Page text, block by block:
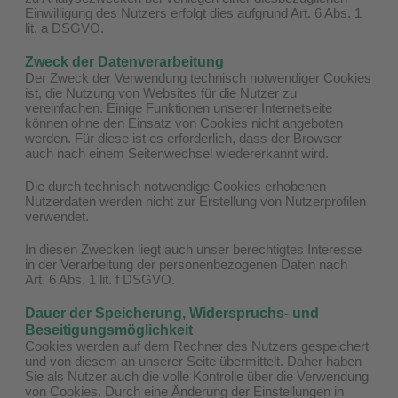
Einwilligung des Nutzers erfolgt dies aufgrund Art. 6 Abs. 1
lit. a DSGVO.
Zweck der Datenverarbeitung
Der Zweck der Verwendung technisch notwendiger Cookies
ist, die Nutzung von Websites für die Nutzer zu
vereinfachen. Einige Funktionen unserer Internetseite
können ohne den Einsatz von Cookies nicht angeboten
werden. Für diese ist es erforderlich, dass der Browser
auch nach einem Seitenwechsel wiedererkannt wird.
Die durch technisch notwendige Cookies erhobenen
Nutzerdaten werden nicht zur Erstellung von Nutzerprofilen
verwendet.
In diesen Zwecken liegt auch unser berechtigtes Interesse
in der Verarbeitung der personenbezogenen Daten nach
Art. 6 Abs. 1 lit. f DSGVO.
Dauer der Speicherung, Widerspruchs- und
Beseitigungsmöglichkeit
Cookies werden auf dem Rechner des Nutzers gespeichert
und von diesem an unserer Seite übermittelt. Daher haben
Sie als Nutzer auch die volle Kontrolle über die Verwendung
von Cookies. Durch eine Änderung der Einstellungen in